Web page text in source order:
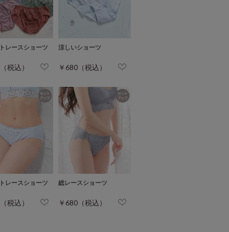
レースショーツ
税込）
涼しいショーツ
￥680（税込）
レースショーツ
税込）
総レースショーツ
￥680（税込）